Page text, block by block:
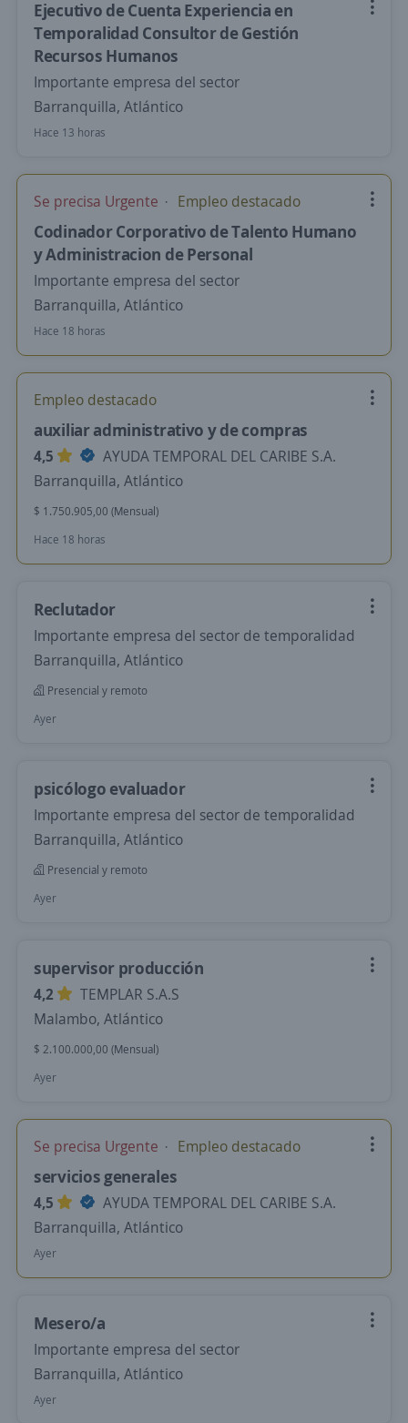
Ejecutivo de Cuenta Experiencia en
Temporalidad Consultor de Gestión
Recursos Humanos
Importante empresa del sector
Barranquilla, Atlántico
Hace 13 horas
Se precisa Urgente Empleo destacado
Codinador Corporativo de Talento Humano
y Administracion de Personal
Importante empresa del sector
Barranquilla, Atlántico
Hace 18 horas
Empleo destacado
auxiliar administrativo y de compras
4,5
AYUDA TEMPORAL DEL CARIBE S.A.
Barranquilla, Atlántico
$ 1.750.905,00 (Mensual)
Hace 18 horas
Reclutador
Importante empresa del sector de temporalidad
Barranquilla, Atlántico
Presencial y remoto
Ayer
psicólogo evaluador
Importante empresa del sector de temporalidad
Barranquilla, Atlántico
Presencial y remoto
Ayer
supervisor producción
4,2
TEMPLAR S.A.S
Malambo, Atlántico
$ 2.100.000,00 (Mensual)
Ayer
Se precisa Urgente Empleo destacado
servicios generales
4,5
AYUDA TEMPORAL DEL CARIBE S.A.
Barranquilla, Atlántico
Ayer
Mesero/a
Importante empresa del sector
Barranquilla, Atlántico
Ayer